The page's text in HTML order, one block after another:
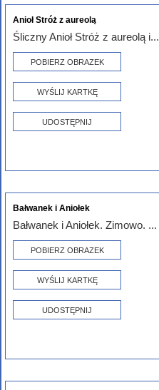
Anioł Stróż z aureolą
Śliczny Anioł Stróż z aureolą i...
POBIERZ OBRAZEK
WYŚLIJ KARTKĘ
UDOSTĘPNIJ
Bałwanek i Aniołek
Bałwanek i Aniołek. Zimowo. ...
POBIERZ OBRAZEK
WYŚLIJ KARTKĘ
UDOSTĘPNIJ